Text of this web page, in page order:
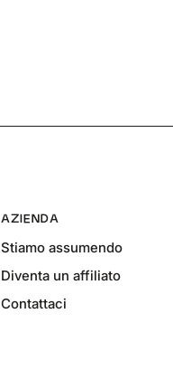
AZIENDA
Stiamo assumendo
Diventa un affiliato
Contattaci